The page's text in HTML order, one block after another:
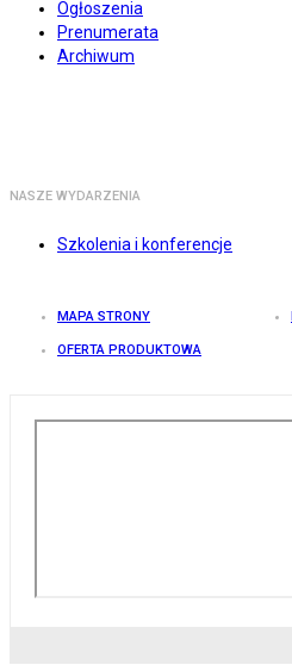
Ogłoszenia
Prenumerata
Archiwum
NASZE WYDARZENIA
Szkolenia i konferencje
MAPA STRONY
OFERTA PRODUKTOWA